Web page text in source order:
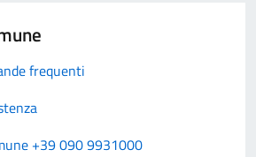
frequenti
+39 090 9931000